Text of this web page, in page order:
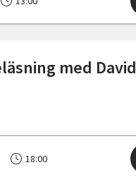
med David
18:00